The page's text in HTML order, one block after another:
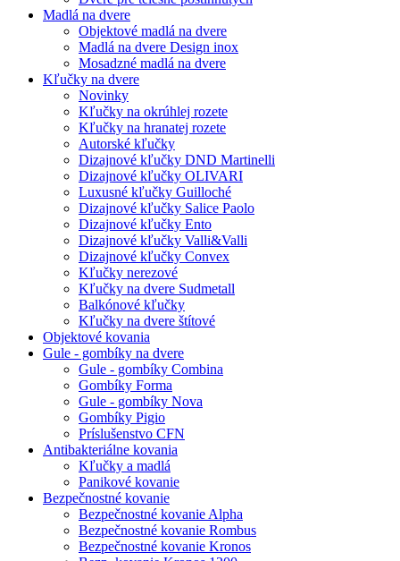
Madlá na dvere
Objektové madlá na dvere
Madlá na dvere Design inox
Mosadzné madlá na dvere
Kľučky na dvere
Novinky
Kľučky na okrúhlej rozete
Kľučky na hranatej rozete
Autorské kľučky
Dizajnové kľučky DND Martinelli
Dizajnové kľučky OLIVARI
Luxusné kľučky Guilloché
Dizajnové kľučky Salice Paolo
Dizajnové kľučky Ento
Dizajnové kľučky Valli&Valli
Dizajnové kľučky Convex
Kľučky nerezové
Kľučky na dvere Sudmetall
Balkónové kľučky
Kľučky na dvere štítové
Objektové kovania
Gule - gombíky na dvere
Gule - gombíky Combina
Gombíky Forma
Gule - gombíky Nova
Gombíky Pigio
Príslušenstvo CFN
Antibakteriálne kovania
Kľučky a madlá
Panikové kovanie
Bezpečnostné kovanie
Bezpečnostné kovanie Alpha
Bezpečnostné kovanie Rombus
Bezpečnostné kovanie Kronos